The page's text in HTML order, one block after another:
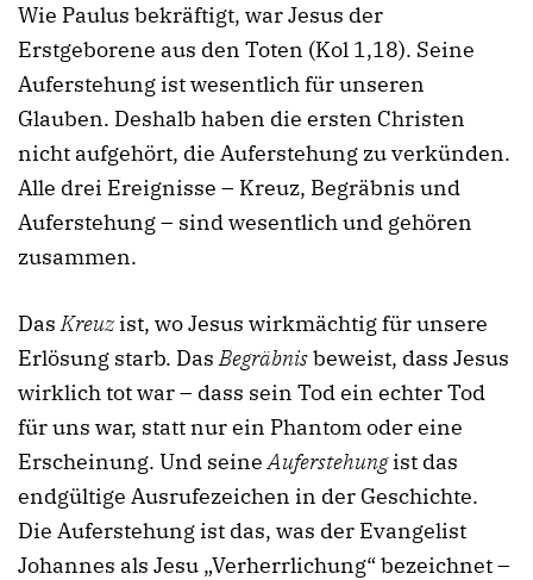
Wie Paulus bekräftigt, war Jesus der
Erstgeborene aus den Toten (Kol 1,18). Seine
Auferstehung ist wesentlich für unseren
Glauben. Deshalb haben die ersten Christen
nicht aufgehört, die Auferstehung zu verkünden.
Alle drei Ereignisse – Kreuz, Begräbnis und
Auferstehung – sind wesentlich und gehören
zusammen.
DasKreuzist, wo Jesus wirkmächtig für unsere
Erlösung starb. DasBegräbnisbeweist, dass Jesus
wirklich tot war – dass sein Tod ein echter Tod
für uns war, statt nur ein Phantom oder eine
Erscheinung. Und seineAuferstehungist das
endgültige Ausrufezeichen in der Geschichte.
Die Auferstehung ist das, was der Evangelist
Johannes als Jesu „Verherrlichung“ bezeichnet –